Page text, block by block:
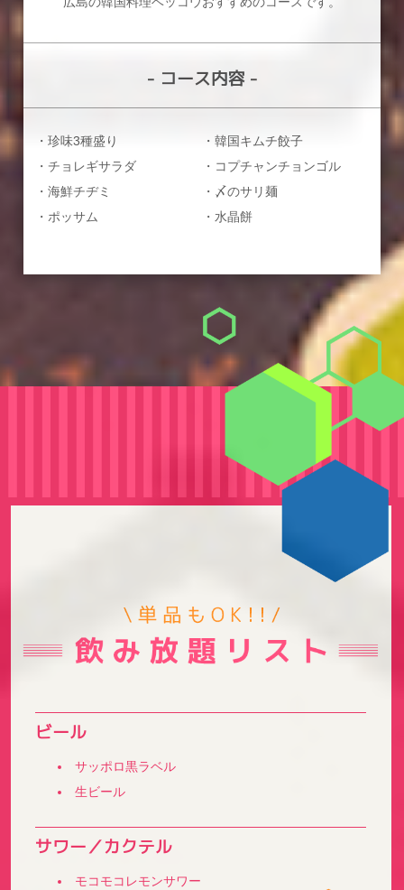
- コース内容 -
・珍味3種盛り
・チョレギサラダ
・海鮮チヂミ
・ポッサム
・韓国キムチ餃子
・コプチャンチョンゴル
・〆のサリ麺
・水晶餅
ビール
サッポロ黒ラベル
生ビール
サワー／カクテル
モコモコレモンサワー